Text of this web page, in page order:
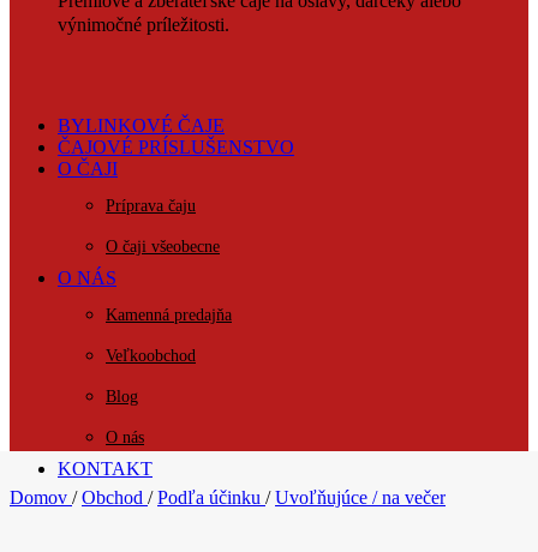
výnimočné príležitosti.
BYLINKOVÉ ČAJE
ČAJOVÉ PRÍSLUŠENSTVO
O ČAJI
Príprava čaju
O čaji všeobecne
O NÁS
Kamenná predajňa
Veľkoobchod
Blog
O nás
KONTAKT
Domov / Obchod / Podľa účinku / Uvoľňujúce / na večer